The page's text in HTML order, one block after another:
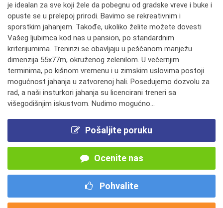
je idealan za sve koji žele da pobegnu od gradske vreve i buke i
opuste se u prelepoj prirodi. Bavimo se rekreativnim i
sporstkim jahanjem. Takođe, ukoliko želite možete dovesti
Vašeg ljubimca kod nas u pansion, po standardnim
kriterijumima. Treninzi se obavljaju u peščanom manježu
dimenzija 55x77m, okruženog zelenilom. U večernjim
terminima, po kišnom vremenu i u zimskim uslovima postoji
mogućnost jahanja u zatvorenoj hali. Posedujemo dozvolu za
rad, a naši insturkori jahanja su licencirani treneri sa
višegodišnjim iskustvom. Nudimo mogućno...
Pošaljite poruku
Ocenite nas
Pohvalite